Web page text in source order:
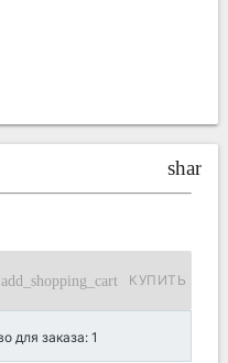
share
add_shopping_cart КУПИТЬ
для заказа: 1